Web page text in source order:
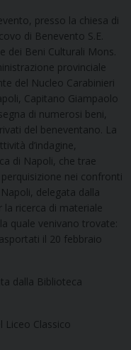
presso la chiesa di
di Benevento S.E.
dei Beni Culturali Mons.
provinciale
del Nucleo Carabinieri
Capitano Giampaolo
di numerosi beni,
del beneventano. La
d’indagine,
di Napoli, che trae
nei confronti
delegata dalla
la ricerca di materiale
quale venivano trovate:
il 20 febbraio
dalla Biblioteca
Liceo Classico